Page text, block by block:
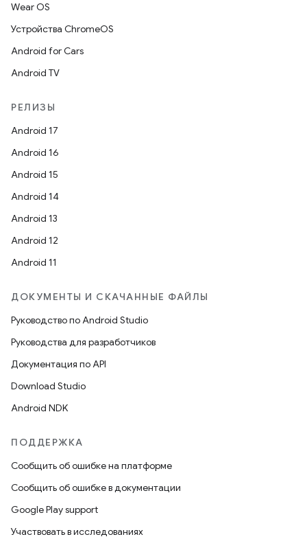
Wear OS
Устройства ChromeOS
Android for Cars
Android TV
РЕЛИЗЫ
Android 17
Android 16
Android 15
Android 14
Android 13
Android 12
Android 11
ДОКУМЕНТЫ И СКАЧАННЫЕ ФАЙЛЫ
Руководство по Android Studio
Руководства для разработчиков
Документация по API
Download Studio
Android NDK
ПОДДЕРЖКА
Сообщить об ошибке на платформе
Сообщить об ошибке в документации
Google Play support
Участвовать в исследованиях